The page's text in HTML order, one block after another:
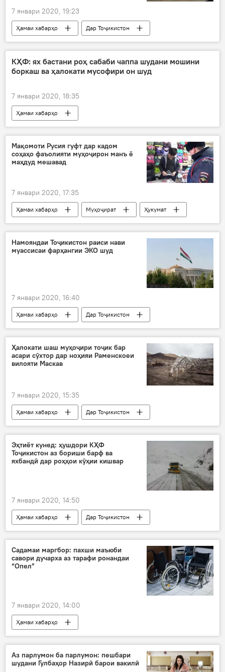
7 январи 2020, 19:23
Ҳамаи хабарҳо
Дар Тоҷикистон
муҳоҷир
сӯхтор
намоянда
сафорат
КҲФ: ях бастани роҳ сабаби чаппа шудани мошини
боркаш ва ҳалокати мусофири он шуд
7 январи 2020, 18:35
Ҳамаи хабарҳо
Рӯйдод, ҷиноят ва ҳолатҳои фавқулода
ҳаво
бориши барф
мушкил
боркаш
мусофир
Дар Тоҷикистон
Мақомоти Русия гуфт дар кадом
соҳаҳо фаъолияти муҳоҷирон манъ ё
маҳдуд мешавад
7 январи 2020, 17:35
Ҳамаи хабарҳо Муҳоҷират
Ҳукумат
фаъолият
манъ
маҳдуд
Дар Русия
Намояндаи Тоҷикистон раиси нави
муассисаи фарҳангии ЭКО шуд
7 январи 2020, 16:40
Ҳамаи хабарҳо
Дар Тоҷикистон
иқтисодӣ
созмон
намоянда
Иқтисод
Фарҳанг
Вазорати умури хориҷии Тоҷикистон
Ҳалокати шаш муҳоҷири тоҷик бар
асари сӯхтор дар ноҳияи Раменскоеи
вилояти Маскав
7 январи 2020, 15:35
Ҳамаи хабарҳо
Дар Тоҷикистон
Рӯйдод, ҷиноят ва ҳолатҳои фавқулода
сӯхтор
муҳоҷири тоҷик
Маскав даргузашт
Эҳтиёт кунед: ҳушдори КҲФ
Тоҷикистон аз бориши барф ва
яхбандӣ дар роҳҳои кӯҳии кишвар
7 январи 2020, 14:50
Ҳамаи хабарҳо
Дар Тоҷикистон
бориши барф
барф
яхбандӣ
ҷумҳурӣ
Садамаи маргбор: пахши маъюби
савори дучарха аз тарафи ронандаи
“Опел”
7 январи 2020, 14:00
Ҳамаи хабарҳо
Рӯйдод, ҷиноят ва ҳолатҳои фавқулода
маъюб
Бобоҷон Ғафуров
пахш
садамаи нақлиётӣ
даргузашт
Аз парлумон ба парлумон: пешбари
шудани Гулбаҳор Назирӣ барои вакилӣ